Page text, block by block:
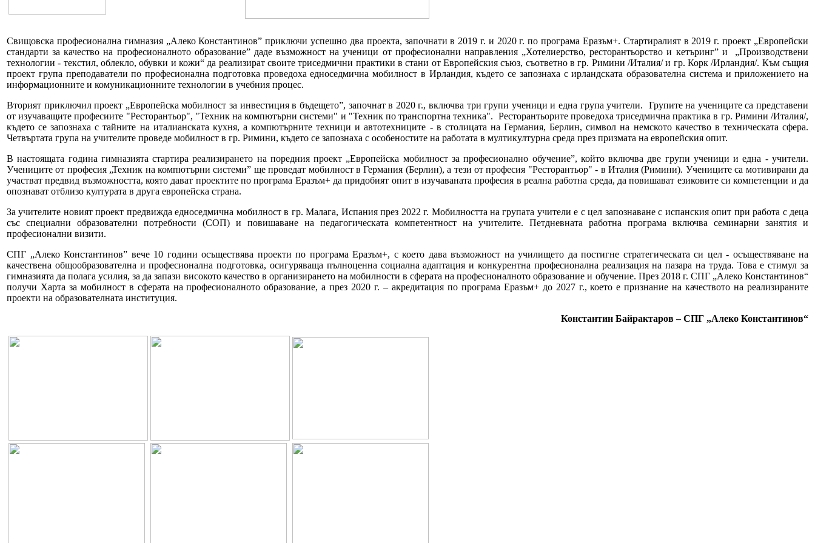
Свищовска професионална гимназия „Алеко Константинов” приключи успешно два проекта, започнати в 2019 г. и 2020 г. по програма Еразъм+. Стартиралият в 2019 г. проект „Европейски
стандарти за качество на професионалното образование” даде възможност на ученици от професионални направления „Хотелиерство, ресторантьорство и кетъринг” и „Производствени
технологии - текстил, облекло, обувки и кожи“ да реализират своите триседмични практики в стани от Европейския съюз, съответно в гр. Римини /Италия/ и гр. Корк /Ирландия/. Към същия
проект група преподаватели по професионална подготовка проведоха едноседмична мобилност в Ирландия, където се запознаха с ирландската образователна система и приложението на
информационните и комуникационните технологии в учебния процес.
Вторият приключил проект „Европейска мобилност за инвестиция в бъдещето”, започнат в 2020 г., включва три групи ученици и една група учители. Групите на учениците са представени
от изучаващите професиите "Ресторантьор", "Техник на компютърни системи" и "Техник по транспортна техника". Ресторантьорите проведоха триседмична практика в гр. Римини /Италия/,
където се запознаха с тайните на италианската кухня, а компютърните техници и автотехниците - в столицата на Германия, Берлин, символ на немското качество в техническата сфера.
Четвъртата група на учителите проведе мобилност в гр. Римини, където се запознаха с особеностите на работата в мултикултурна среда през призмата на европейския опит.
В настоящата година гимназията стартира реализирането на поредния проект „Европейска мобилност за професионално обучение”, който включва две групи ученици и една - учители.
Учениците от професия „Техник на компютърни системи” ще проведат мобилност в Германия (Берлин), а тези от професия "Ресторантьор" - в Италия (Римини). Учениците са мотивирани да
участват предвид възможността, която дават проектите по програма Еразъм+ да придобият опит в изучаваната професия в реална работна среда, да повишават езиковите си компетенции и да
опознават отблизо културата в друга европейска страна.
За учителите новият проект предвижда едноседмична мобилност в гр. Малага, Испания през 2022 г. Мобилността на групата учители е с цел запознаване с испанския опит при работа с деца
със специални образователни потребности (СОП) и повишаване на педагогическата компетентност на учителите. Петдневната работна програма включва семинарни занятия и
професионални визити.
СПГ „Алеко Константинов” вече 10 години осъществява проекти по програма Еразъм+, с което дава възможност на училището да постигне стратегическата си цел - осъществяване на
качествена общообразователна и професионална подготовка, осигуряваща пълноценна социална адаптация и конкурентна професионална реализация на пазара на труда. Това е стимул за
гимназията да полага усилия, за да запази високото качество в организирането на мобилности в сферата на професионалното образование и обучение. През 2018 г. СПГ „Алеко Константинов“
получи Харта за мобилност в сферата на професионалното образование, а през 2020 г. – акредитация по програма Еразъм+ до 2027 г., което е признание на качеството на реализираните
проекти на образователната институция.
Константин Байрактаров – СПГ „Алеко Константинов“